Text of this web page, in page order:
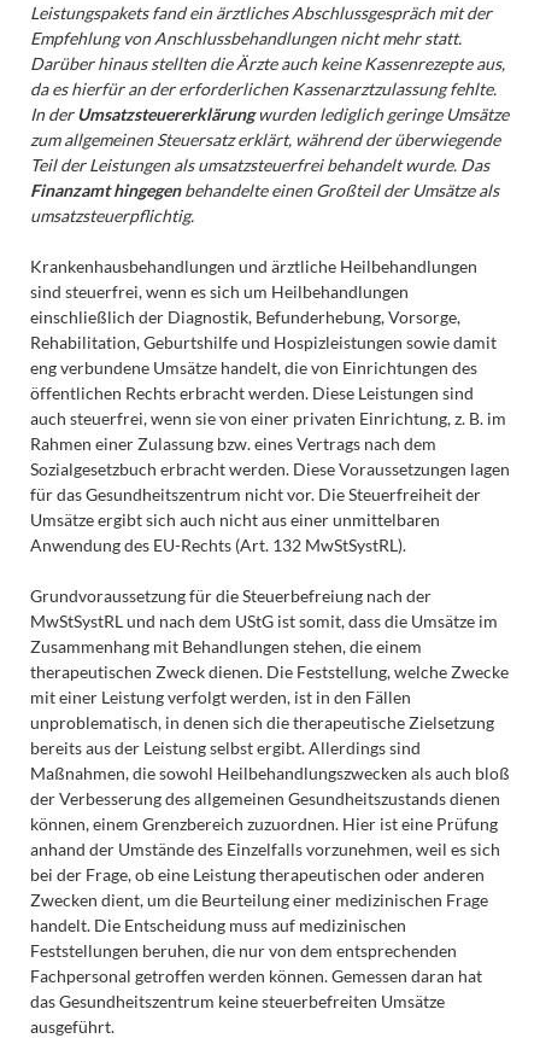
Leistungspakets fand ein ärztliches Abschlussgespräch mit der
Empfehlung von Anschlussbehandlungen nicht mehr statt.
Darüber hinaus stellten die Ärzte auch keine Kassenrezepte aus,
da es hierfür an der erforderlichen Kassenarztzulassung fehlte.
In derUmsatzsteuererklärungwurden lediglich geringe Umsätze
zum allgemeinen Steuersatz erklärt, während der überwiegende
Teil der Leistungen als umsatzsteuerfrei behandelt wurde. Das
Finanzamt hingegenbehandelte einen Großteil der Umsätze als
umsatzsteuerpflichtig.
Krankenhausbehandlungen und ärztliche Heilbehandlungen
sind steuerfrei, wenn es sich um Heilbehandlungen
einschließlich der Diagnostik, Befunderhebung, Vorsorge,
Rehabilitation, Geburtshilfe und Hospizleistungen sowie damit
eng verbundene Umsätze handelt, die von Einrichtungen des
öffentlichen Rechts erbracht werden. Diese Leistungen sind
auch steuerfrei, wenn sie von einer privaten Einrichtung, z. B. im
Rahmen einer Zulassung bzw. eines Vertrags nach dem
Sozialgesetzbuch erbracht werden. Diese Voraussetzungen lagen
für das Gesundheitszentrum nicht vor. Die Steuerfreiheit der
Umsätze ergibt sich auch nicht aus einer unmittelbaren
Anwendung des EU-Rechts (Art. 132 MwStSystRL).
Grundvoraussetzung für die Steuerbefreiung nach der
MwStSystRL und nach dem UStG ist somit, dass die Umsätze im
Zusammenhang mit Behandlungen stehen, die einem
therapeutischen Zweck dienen. Die Feststellung, welche Zwecke
mit einer Leistung verfolgt werden, ist in den Fällen
unproblematisch, in denen sich die therapeutische Zielsetzung
bereits aus der Leistung selbst ergibt. Allerdings sind
Maßnahmen, die sowohl Heilbehandlungszwecken als auch bloß
der Verbesserung des allgemeinen Gesundheitszustands dienen
können, einem Grenzbereich zuzuordnen. Hier ist eine Prüfung
anhand der Umstände des Einzelfalls vorzunehmen, weil es sich
bei der Frage, ob eine Leistung therapeutischen oder anderen
Zwecken dient, um die Beurteilung einer medizinischen Frage
handelt. Die Entscheidung muss auf medizinischen
Feststellungen beruhen, die nur von dem entsprechenden
Fachpersonal getroffen werden können. Gemessen daran hat
das Gesundheitszentrum keine steuerbefreiten Umsätze
ausgeführt.